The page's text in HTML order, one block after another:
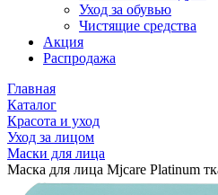
Уход за обувью
Чистящие средства
Акция
Распродажа
Главная
Каталог
Красота и уход
Уход за лицом
Маски для лица
Маска для лица Mjcare Platinum